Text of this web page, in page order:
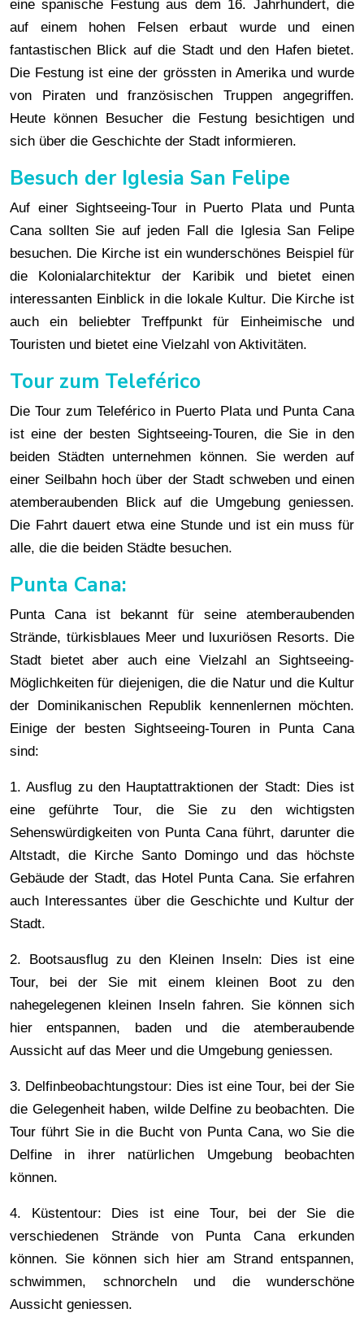
eine spanische Festung aus dem 16. Jahrhundert, die
auf einem hohen Felsen erbaut wurde und einen
fantastischen Blick auf die Stadt und den Hafen bietet.
Die Festung ist eine der grössten in Amerika und wurde
von Piraten und französischen Truppen angegriffen.
Heute können Besucher die Festung besichtigen und
sich über die Geschichte der Stadt informieren.
Besuch der Iglesia San Felipe
Auf einer Sightseeing-Tour in Puerto Plata und Punta
Cana sollten Sie auf jeden Fall die Iglesia San Felipe
besuchen. Die Kirche ist ein wunderschönes Beispiel für
die Kolonialarchitektur der Karibik und bietet einen
interessanten Einblick in die lokale Kultur. Die Kirche ist
auch ein beliebter Treffpunkt für Einheimische und
Touristen und bietet eine Vielzahl von Aktivitäten.
Tour zum Teleférico
Die Tour zum Teleférico in Puerto Plata und Punta Cana
ist eine der besten Sightseeing-Touren, die Sie in den
beiden Städten unternehmen können. Sie werden auf
einer Seilbahn hoch über der Stadt schweben und einen
atemberaubenden Blick auf die Umgebung geniessen.
Die Fahrt dauert etwa eine Stunde und ist ein muss für
alle, die die beiden Städte besuchen.
Punta Cana:
Punta Cana ist bekannt für seine atemberaubenden
Strände, türkisblaues Meer und luxuriösen Resorts. Die
Stadt bietet aber auch eine Vielzahl an Sightseeing-
Möglichkeiten für diejenigen, die die Natur und die Kultur
der Dominikanischen Republik kennenlernen möchten.
Einige der besten Sightseeing-Touren in Punta Cana
sind:
1. Ausflug zu den Hauptattraktionen der Stadt: Dies ist
eine geführte Tour, die Sie zu den wichtigsten
Sehenswürdigkeiten von Punta Cana führt, darunter die
Altstadt, die Kirche Santo Domingo und das höchste
Gebäude der Stadt, das Hotel Punta Cana. Sie erfahren
auch Interessantes über die Geschichte und Kultur der
Stadt.
2. Bootsausflug zu den Kleinen Inseln: Dies ist eine
Tour, bei der Sie mit einem kleinen Boot zu den
nahegelegenen kleinen Inseln fahren. Sie können sich
hier entspannen, baden und die atemberaubende
Aussicht auf das Meer und die Umgebung geniessen.
3. Delfinbeobachtungstour: Dies ist eine Tour, bei der Sie
die Gelegenheit haben, wilde Delfine zu beobachten. Die
Tour führt Sie in die Bucht von Punta Cana, wo Sie die
Delfine in ihrer natürlichen Umgebung beobachten
können.
4. Küstentour: Dies ist eine Tour, bei der Sie die
verschiedenen Strände von Punta Cana erkunden
können. Sie können sich hier am Strand entspannen,
schwimmen, schnorcheln und die wunderschöne
Aussicht geniessen.